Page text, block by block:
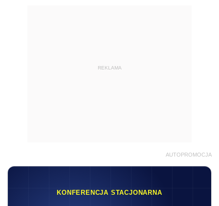
REKLAMA
AUTOPROMOCJA
KONFERENCJA STACJONARNA